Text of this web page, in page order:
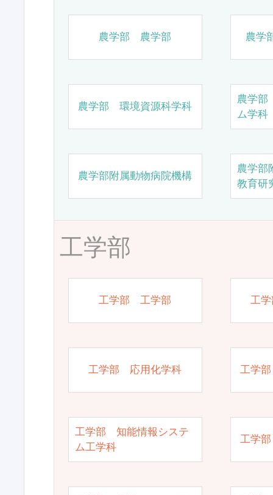
農学部 農学部 農学
農学部 環境資源科学科
農学
ム学科
農学部附属動物病院機構
農学部
教育研
工学部
工学部 工学部 工
工学部 応用化学科 工学
工学部 知能情報システ
ム工学科
工学